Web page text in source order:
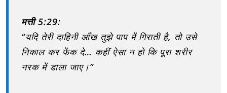
मत्ती 5:29:
“यदि तेरी दाहिनी आँख तुझे पाप में गिराती है, तो उसे
निकाल कर फेंक दे… कहीं ऐसा न हो कि पूरा शरीर
नरक में डाला जाए।”